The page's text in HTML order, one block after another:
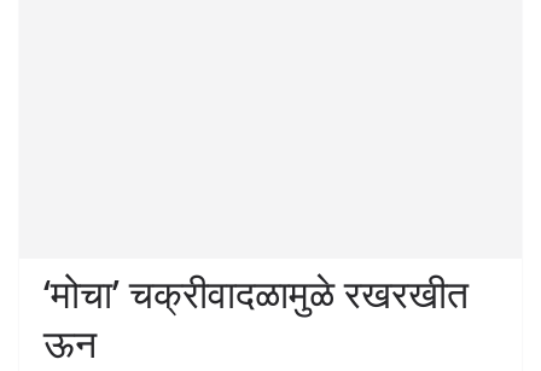
‘मोचा’ चक्रीवादळामुळे रखरखीत
ऊन